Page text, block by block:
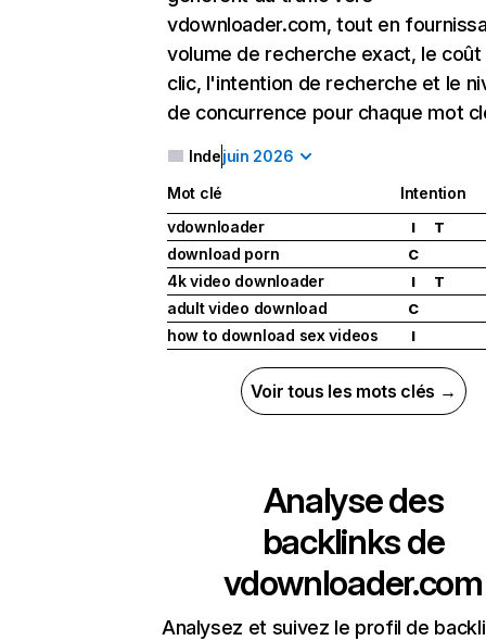
vdownloader.com, tout en
volume de recherche exact, le coût
clic, l'intention de recherche et le
de concurrence pour chaque mot
Indejuin 2026
Mot clé
Intention
vdownloader
I T
download porn C
4k video downloader I T
adult video download C
how to download sex videos I
Voir tous les mots clés →
Analyse des
backlinks de
vdownloader.com
Analysez et suivez le profil de